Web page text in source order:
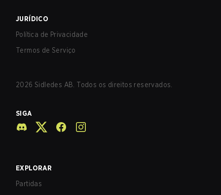
JURÍDICO
Política de Privacidade
Termos de Serviço
2026 Sidledes AB. Todos os direitos reservados.
SIGA
EXPLORAR
Partidas